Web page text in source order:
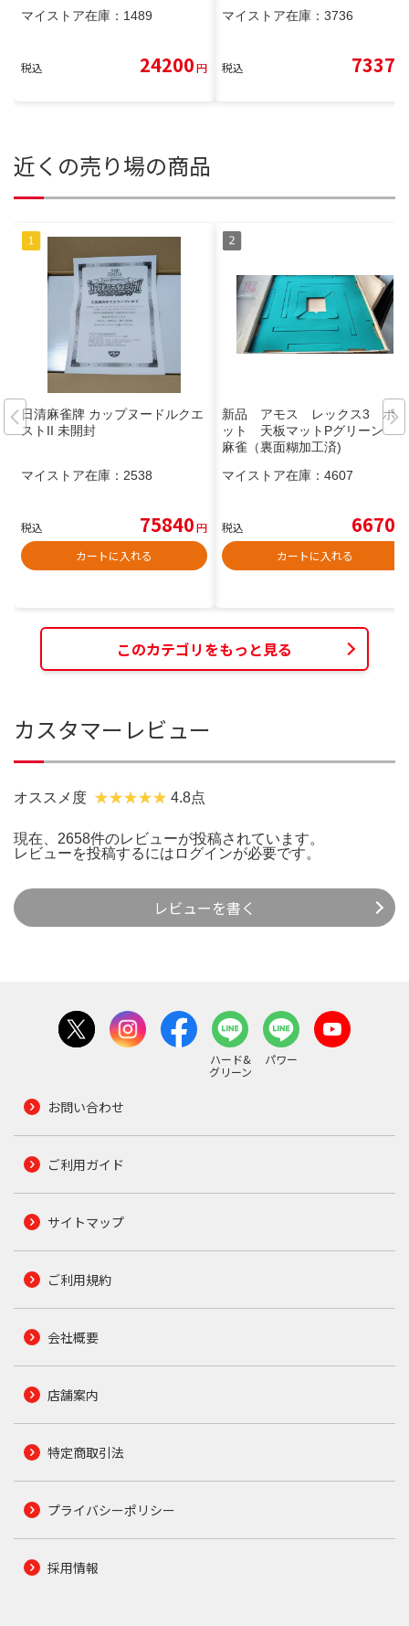
マイストア在庫： 1489
税込 24200円
マイストア在庫： 3736
税込 7337
近くの売り場の商品
日清麻雀牌 カップヌードルクエ
ストII 未開封
マイストア在庫： 2538
税込 75840円
カートに入れる
新品 アモス レックス3 ポケ
ット 天板マットPグリーン
麻雀（裏面糊加工済)
マイストア在庫： 4607
税込 6670
カートに入れる
このカテゴリをもっと見る
カスタマーレビュー
オススメ度 4.8点
現在、2658件のレビューが投稿されています。
レビューを投稿するには ログインが必要です。
レビューを書く
ハード&
グリーン
パワー
お問い合わせ
ご利用ガイド
サイトマップ
ご利用規約
会社概要
店舗案内
特定商取引法
プライバシーポリシー
採用情報